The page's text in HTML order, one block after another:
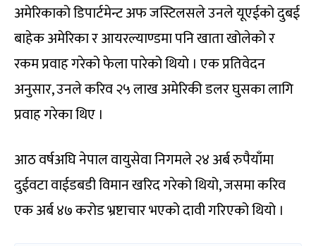
अमेरिकाको डिपार्टमेन्ट अफ जस्टिलसले उनले यूएईको दुबई
बाहेक अमेरिका र आयरल्याण्डमा पनि खाता खोलेको र
रकम प्रवाह गरेको फेला पारेको थियो । एक प्रतिवेदन
अनुसार, उनले करिव २५ लाख अमेरिकी डलर घुसका लागि
प्रवाह गरेका थिए ।
आठ वर्षअघि नेपाल वायुसेवा निगमले २४ अर्ब रुपैयाँमा
दुईवटा वाईडबडी विमान खरिद गरेको थियो, जसमा करिव
एक अर्ब ४७ करोड भ्रष्टाचार भएको दावी गरिएको थियो ।